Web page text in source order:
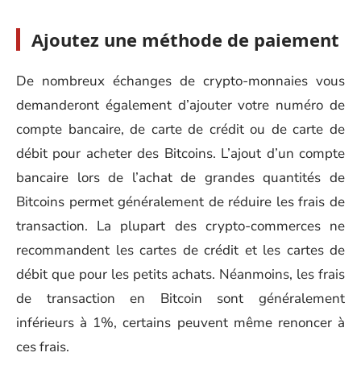
Ajoutez une méthode de paiement
De nombreux échanges de crypto-monnaies vous
demanderont également d’ajouter votre numéro de
compte bancaire, de carte de crédit ou de carte de
débit pour acheter des Bitcoins. L’ajout d’un compte
bancaire lors de l’achat de grandes quantités de
Bitcoins permet généralement de réduire les frais de
transaction. La plupart des crypto-commerces ne
recommandent les cartes de crédit et les cartes de
débit que pour les petits achats. Néanmoins, les frais
de transaction en Bitcoin sont généralement
inférieurs à 1%, certains peuvent même renoncer à
ces frais.